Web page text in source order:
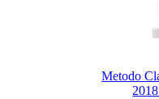
Metodo